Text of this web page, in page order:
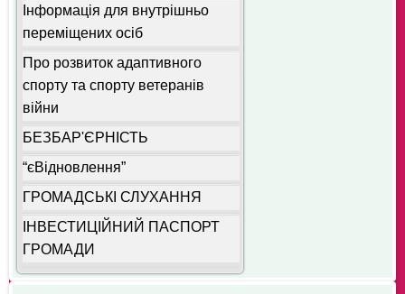
Інформація для внутрішньо
переміщених осіб
Про розвиток адаптивного
спорту та спорту ветеранів
війни
БЕЗБАР'ЄРНІСТЬ
“єВідновлення”
ГРОМАДСЬКІ СЛУХАННЯ
ІНВЕСТИЦІЙНИЙ ПАСПОРТ
ГРОМАДИ